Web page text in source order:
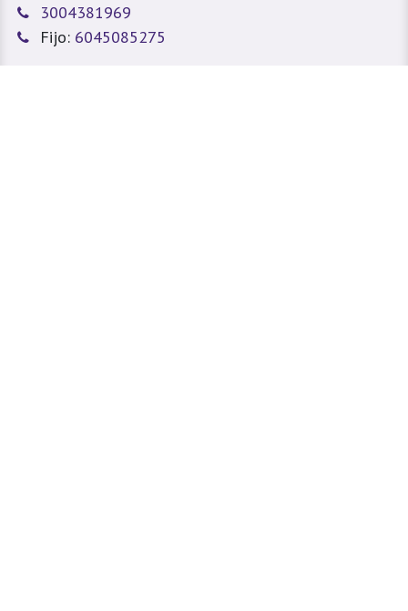
3004381969
Fijo: 6045085275